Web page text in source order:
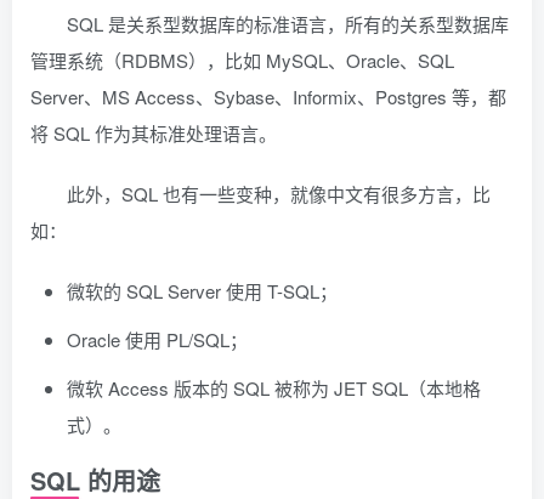
SQL 是关系型数据库的标准语言，所有的关系型数据库
管理系统（RDBMS），比如 MySQL、Oracle、SQL
Server、MS Access、Sybase、Informix、Postgres 等，都
将 SQL 作为其标准处理语言。
此外，SQL 也有一些变种，就像中文有很多方言，比
如：
微软的 SQL Server 使用 T-SQL；
Oracle 使用 PL/SQL；
微软 Access 版本的 SQL 被称为 JET SQL（本地格
式）。
SQL 的用途